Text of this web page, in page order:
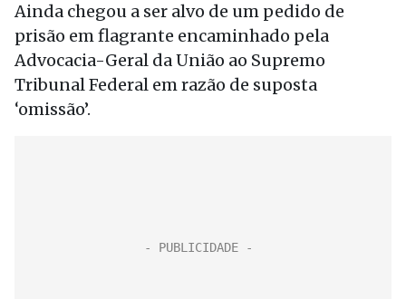
Ainda chegou a ser alvo de um pedido de
prisão em flagrante encaminhado pela
Advocacia-Geral da União ao Supremo
Tribunal Federal em razão de suposta
‘omissão’.